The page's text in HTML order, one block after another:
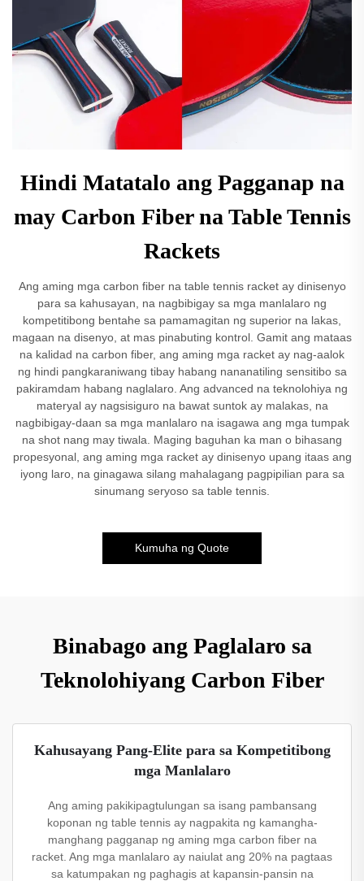
Hindi Matatalo ang Pagganap na
may Carbon Fiber na Table Tennis
Rackets
Ang aming mga carbon fiber na table tennis racket ay dinisenyo
para sa kahusayan, na nagbibigay sa mga manlalaro ng
kompetitibong bentahe sa pamamagitan ng superior na lakas,
magaan na disenyo, at mas pinabuting kontrol. Gamit ang mataas
na kalidad na carbon fiber, ang aming mga racket ay nag-aalok
ng hindi pangkaraniwang tibay habang nananatiling sensitibo sa
pakiramdam habang naglalaro. Ang advanced na teknolohiya ng
materyal ay nagsisiguro na bawat suntok ay malakas, na
nagbibigay-daan sa mga manlalaro na isagawa ang mga tumpak
na shot nang may tiwala. Maging baguhan ka man o bihasang
propesyonal, ang aming mga racket ay dinisenyo upang itaas ang
iyong laro, na ginagawa silang mahalagang pagpipilian para sa
sinumang seryoso sa table tennis.
Kumuha ng Quote
Binabago ang Paglalaro sa
Teknolohiyang Carbon Fiber
Kahusayang Pang-Elite para sa Kompetitibong
mga Manlalaro
Ang aming pakikipagtulungan sa isang pambansang
koponan ng table tennis ay nagpakita ng kamangha-
manghang pagganap ng aming mga carbon fiber na
racket. Ang mga manlalaro ay naiulat ang 20% na pagtaas
sa katumpakan ng paghagis at kapansin-pansin na